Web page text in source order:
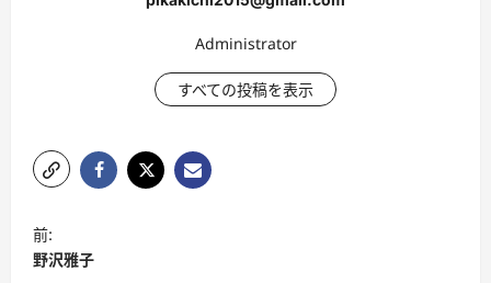
Administrator
すべての投稿を表示
投
稿
前:
野沢雅子